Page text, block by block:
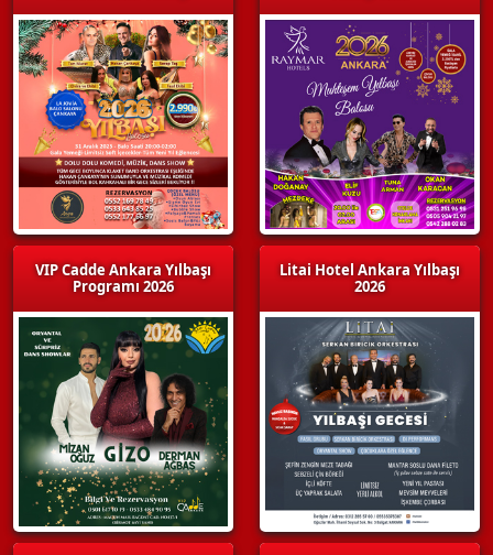
VIP Cadde Ankara Yılbaşı
Programı 2026
Litai Hotel Ankara Yılbaşı
2026